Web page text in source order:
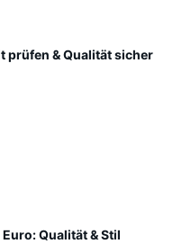
prüfen & Qualität sicher
Qualität & Stil